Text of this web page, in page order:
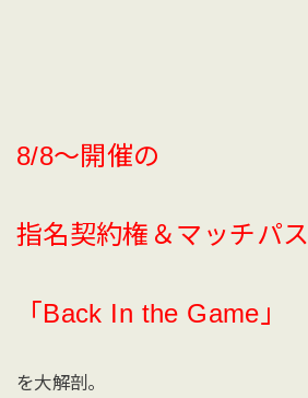
8/8〜開催の
指名契約権＆マッチパス
「Back In the Game」
を大解剖。